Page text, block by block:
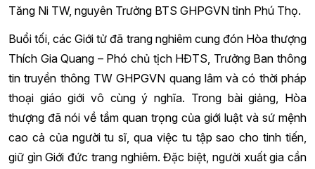
Tăng Ni TW, nguyên Trưởng BTS GHPGVN tỉnh Phú Thọ.
Buổi tối, các Giới tử đã trang nghiêm cung đón Hòa thượng
Thích Gia Quang – Phó chủ tịch HĐTS, Trưởng Ban thông
tin truyền thông TW GHPGVN quang lâm và có thời pháp
thoại giáo giới vô cùng ý nghĩa. Trong bài giảng, Hòa
thượng đã nói về tầm quan trọng của giới luật và sứ mệnh
cao cả của người tu sĩ, qua việc tu tập sao cho tinh tiến,
giữ gìn Giới đức trang nghiêm. Đặc biệt, người xuất gia cần